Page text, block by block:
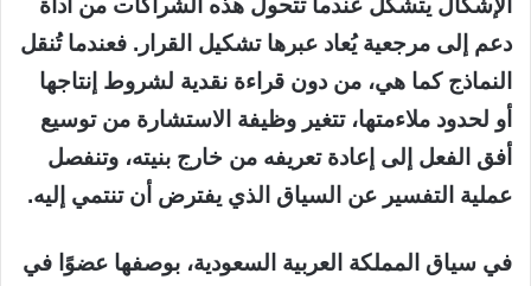
الإشكال يتشكل عندما تتحول هذه الشراكات من أداة
دعم إلى مرجعية يُعاد عبرها تشكيل القرار. فعندما تُنقل
النماذج كما هي، من دون قراءة نقدية لشروط إنتاجها
أو لحدود ملاءمتها، تتغير وظيفة الاستشارة من توسيع
أفق الفعل إلى إعادة تعريفه من خارج بنيته، وتنفصل
عملية التفسير عن السياق الذي يفترض أن تنتمي إليه.
في سياق المملكة العربية السعودية، بوصفها عضوًا في